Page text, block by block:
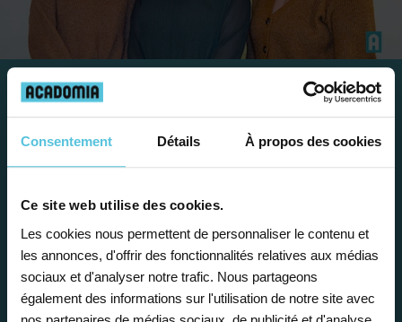
Consentement Détails À propos des cookies
Ce site web utilise des cookies.
Les cookies nous permettent de personnaliser le contenu et
les annonces, d'offrir des fonctionnalités relatives aux médias
sociaux et d'analyser notre trafic. Nous partageons
également des informations sur l'utilisation de notre site avec
Travailler chez Acadomia